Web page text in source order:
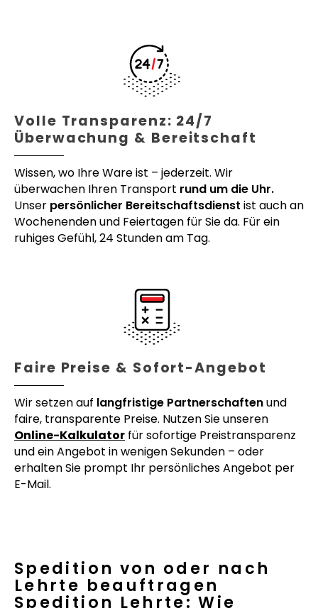
Volle Transparenz: 24/7
Überwachung & Bereitschaft
Wissen, wo Ihre Ware ist – jederzeit. Wir
überwachen Ihren Transport rund um die Uhr.
Unser persönlicher Bereitschaftsdienst ist auch an
Wochenenden und Feiertagen für Sie da. Für ein
ruhiges Gefühl, 24 Stunden am Tag.
Faire Preise & Sofort-Angebot
Wir setzen auf langfristige Partnerschaftenund
faire, transparente Preise. Nutzen Sie unseren
Online-Kalkulator für sofortige Preistransparenz
und ein Angebot in wenigen Sekunden – oder
erhalten Sie prompt Ihr persönliches Angebot per
E-Mail.
Spedition von oder nach
Lehrte beauftragen
Spedition Lehrte: Wie